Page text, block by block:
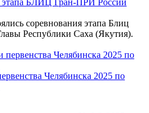
соревнования этапа Блиц
Республики Саха (Якутия).
Челябинска 2025 по